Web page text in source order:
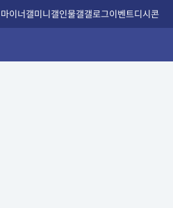
마이너갤미니갤인물갤갤로그이벤트디시콘